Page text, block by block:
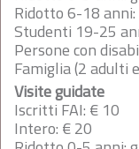
Ridotto 6-18 anni:
Studenti 19-25
Persone con
Famiglia (2 adulti
Visite guidate
Iscritti FAI: € 10
Intero: € 20